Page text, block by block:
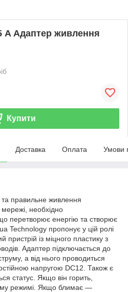
A Адаптер живлення
Купити
Доставка Оплата Умови
правильне живлення
мережі, необхідно
перетворює енергію та створює
Technology пропонує у цій ролі
із міцного пластику з
Адаптер підключається до
а від нього проводиться
напругою DC12. Також є
статус. Якщо він горить,
режимі. Якщо блимає —